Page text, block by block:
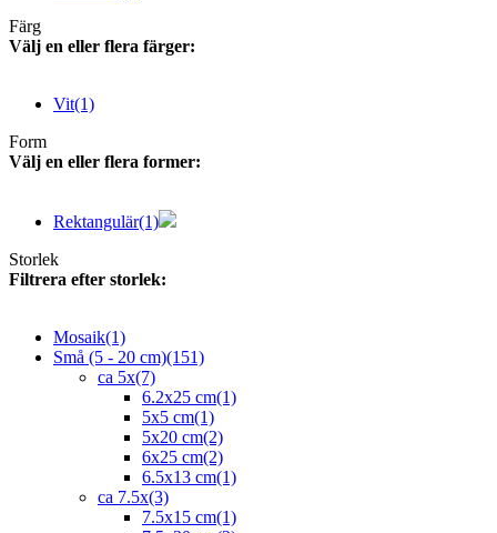
Färg
Välj en eller flera färger:
Vit(1)
Form
Välj en eller flera former:
Rektangulär(1)
Storlek
Filtrera efter storlek:
Mosaik(1)
Små (5 - 20 cm)(151)
ca 5x(7)
6.2x25 cm(1)
5x5 cm(1)
5x20 cm(2)
6x25 cm(2)
6.5x13 cm(1)
ca 7.5x(3)
7.5x15 cm(1)